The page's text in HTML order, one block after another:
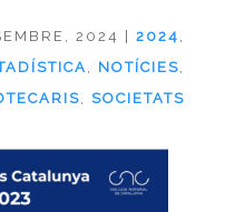
2024 |2024 ,
, NOTÍCIES,
,SOCIETATS